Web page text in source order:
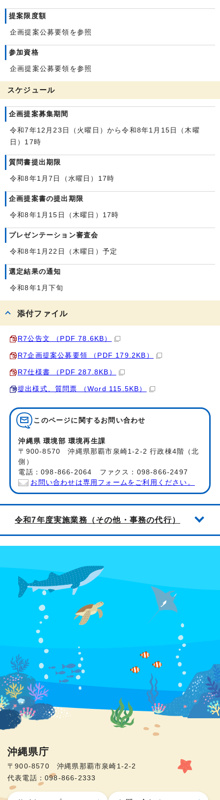
提案限度額
企画提案公募要領を参照
参加資格
企画提案公募要領を参照
スケジュール
企画提案募集期間
令和7年12月23日（火曜日）から令和8年1月15日（木曜
日）17時
質問書提出期限
令和8年1月7日（水曜日）17時
企画提案書の提出期限
令和8年1月15日（木曜日）17時
プレゼンテーション審査会
令和8年1月22日（木曜日）予定
選定結果の通知
令和8年1月下旬
添付ファイル
R7公告文 （PDF 78.6KB）
R7企画提案公募要領 （PDF 179.2KB）
R7仕様書 （PDF 287.8KB）
提出様式、質問票 （Word 115.5KB）
このページに関する お問い合わせ
沖縄県 環境部 環境再生課
〒900-8570 沖縄県那覇市泉崎1-2-2 行政棟4階（北
側）
電話：098-866-2064 ファクス：098-866-2497
お問い合わせは専用フォームをご利用ください。
令和7年度実施業務（その他・事務の代行）
沖縄県庁
〒900-8570 沖縄県那覇市泉崎1-2-2
代表電話：098-866-2333